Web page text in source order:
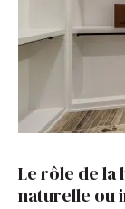
Le rôle de la
naturelle ou